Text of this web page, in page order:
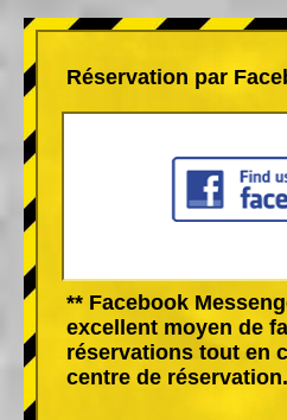
Réservation par
** Facebook
excellent moyen de
réservations tout en
centre de réservation.